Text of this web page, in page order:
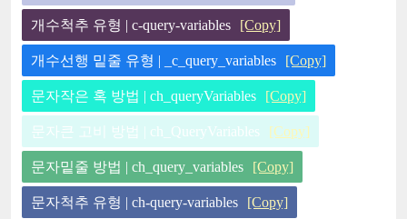
개수척추 유형 | c-query-variables [Copy]
개수선행 밑줄 유형 | _c_query_variables [Copy]
문자작은 혹 방법 | ch_queryVariables [Copy]
문자큰 고비 방법 | ch_QueryVariables [Copy]
문자밑줄 방법 | ch_query_variables [Copy]
문자척추 유형 | ch-query-variables [Copy]